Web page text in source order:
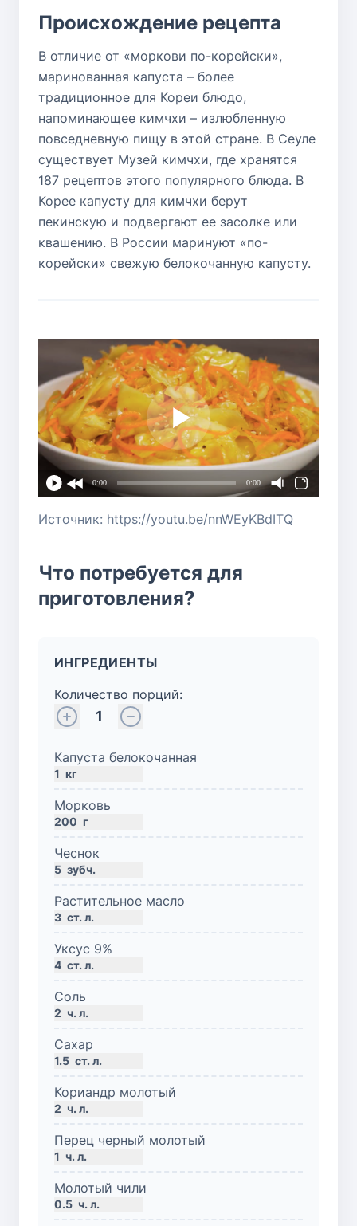
Происхождение рецепта
В отличие от «моркови по-корейски»,
маринованная капуста – более
традиционное для Кореи блюдо,
напоминающее кимчхи – излюбленную
повседневную пищу в этой стране. В Сеуле
существует Музей кимчхи, где хранятся
187 рецептов этого популярного блюда. В
Корее капусту для кимчхи берут
пекинскую и подвергают ее засолке или
квашению. В России маринуют «по-
корейски» свежую белокочанную капусту.
0:00 0:00
Источник: https://youtu.be/nnWEyKBdITQ
Что потребуется для
приготовления?
ИНГРЕДИЕНТЫ
Количество порций:
1
Капуста белокочанная
1 кг
Морковь
200 г
Чеснок
5 зубч.
Растительное масло
3 ст. л.
Уксус 9%
4 ст. л.
Соль
2 ч. л.
Сахар
1.5 ст. л.
Кориандр молотый
2 ч. л.
Перец черный молотый
1 ч. л.
Молотый чили
0.5 ч. л.